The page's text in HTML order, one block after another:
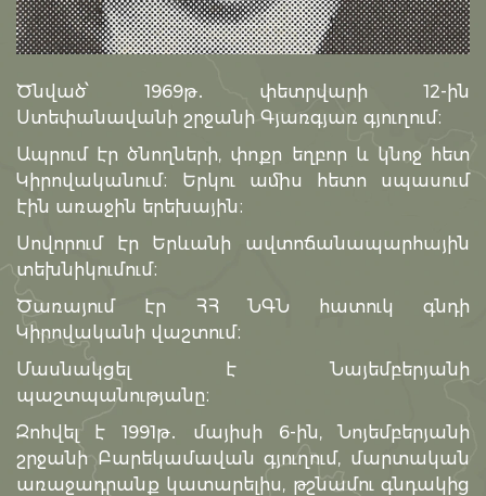
Ծնված՝ 1969թ․ փետրվարի 12-ին
Ստեփանավանի շրջանի Գյառգյառ գյուղում։
Ապրում էր ծնողների, փոքր եղբոր և կնոջ հետ
Կիրովականում։ Երկու ամիս հետո սպասում
էին առաջին երեխային։
Սովորում էր Երևանի ավտոճանապարհային
տեխնիկումում։
Ծառայում էր ՀՀ ՆԳՆ հատուկ գնդի
Կիրովականի վաշտում։
Մասնակցել է Նայեմբերյանի
պաշտպանությանը։
Զոհվել է 1991թ․ մայիսի 6-ին, Նոյեմբերյանի
շրջանի Բարեկամավան գյուղում, մարտական
առաջադրանք կատարելիս, թշնամու գնդակից